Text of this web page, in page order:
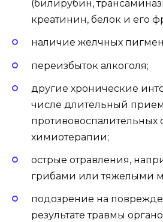
(билирубин,
креатинин, белок и его
наличие желчных
переизбыток алкоголя;
другие хронические
числе длительный прием
противовоспалительных
химиотерапии;
острые отравления,
грибами или тяжелыми
подозрение на
результате травмы